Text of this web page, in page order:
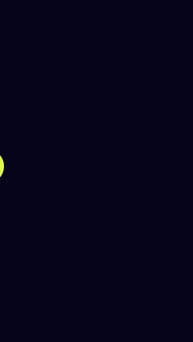
protection des
un environnement
à Dijon